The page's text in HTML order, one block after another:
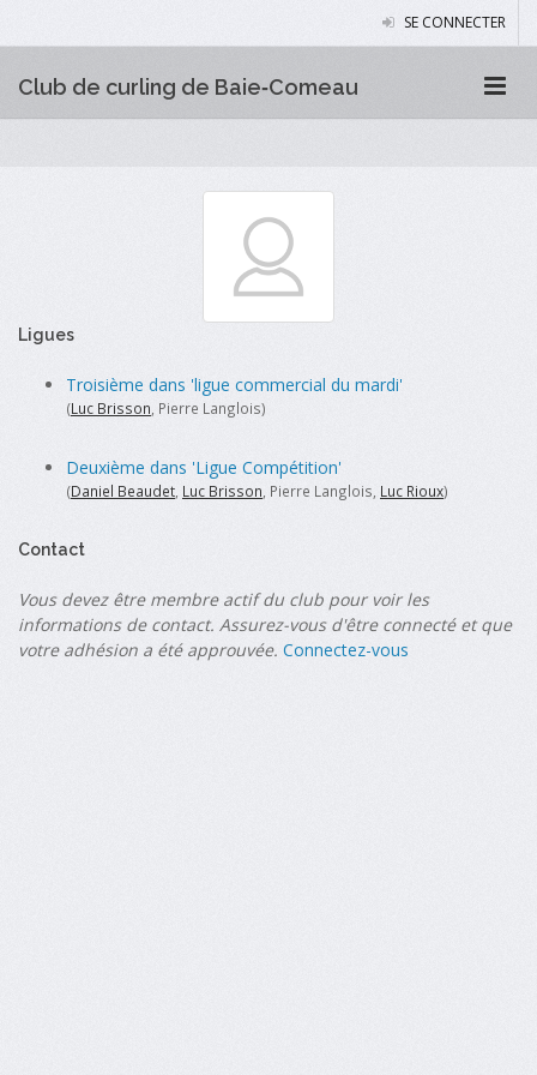
SE CONNECTER
Club de curling de Baie‑Comeau
Ligues
Troisième dans 'ligue commercial du mardi'
(Luc Brisson , Pierre Langlois)
Deuxième dans 'Ligue Compétition'
(Daniel Beaudet, Luc Brisson, Pierre Langlois, Luc Rioux)
Contact
Vous devez être membre actif du club pour voir les
informations de contact. Assurez-vous d'être connecté et que
votre adhésion a été approuvée. Connectez-vous